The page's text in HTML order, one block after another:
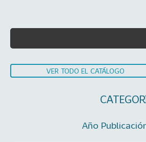
VER TODO EL CATÁLOGO
Año